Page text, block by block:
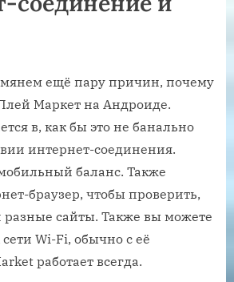
ещё пару причин, почему
Маркет на Андроиде.
в, как бы это не банально
интернет-соединения.
баланс. Также
браузер, чтобы проверить,
разные сайты. Также вы можете
Wi-Fi, обычно с её
работает всегда.